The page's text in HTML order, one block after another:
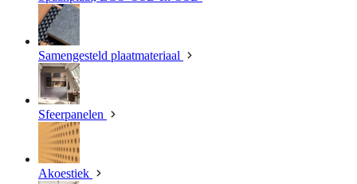
Samengesteld plaatmateriaal
Sfeerpanelen
Akoestiek